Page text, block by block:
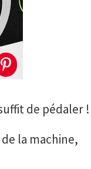
de pédaler !
la machine,